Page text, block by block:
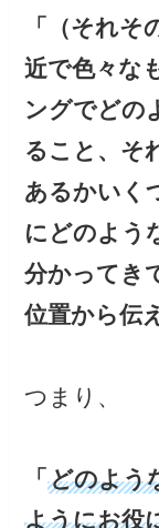
「（それ
近で色々な
ングでどの
ること、そ
あるかいく
にどのよう
分かってき
位置から伝
つまり、
「どのよう
ようにお役